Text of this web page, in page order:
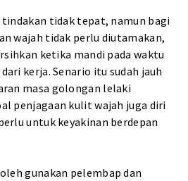
tindakan tidak tepat, namun bagi
wajah tidak perlu diutamakan,
ketika mandi pada waktu
kerja. Senario itu sudah jauh
masa golongan lelaki
penjagaan kulit wajah juga diri
untuk keyakinan berdepan
gunakan pelembap dan